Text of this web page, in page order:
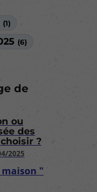
(1)
(6)
de
2025
ou
des
?
maison "